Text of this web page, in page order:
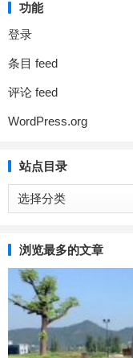
功能
登录
条目 feed
评论 feed
WordPress.org
站点目录
站
点
录
浏览最多的文章